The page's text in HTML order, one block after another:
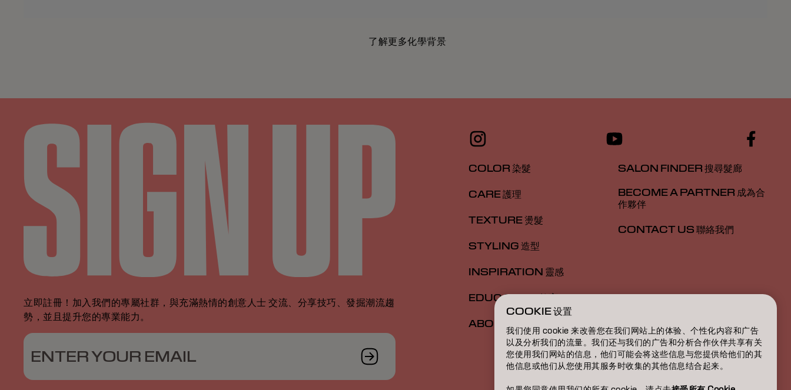
了解更多化學背景
立即註冊！加入我們的專屬社群，與充滿熱情的創意人士 交流、分享技巧、發掘潮流趨
勢，並且提升您的專業能力。
ENTER YOUR EMAIL
COLOR 染髮
CARE 護理
TEXTURE 燙髮
STYLING 造型
INSPIRATION 靈感
EDUCATION 教育
ABOUT 關於我們
SALON FINDER 搜尋髮廊
BECOME A PARTNER 成為合
作夥伴
CONTACT US 聯絡我們
COOKIE 设置
我们使用 cookie 来改善您在我们网站上的体验、个性化内容和广告
以及分析我们的流量。我们还与我们的广告和分析合作伙伴共享有关
您使用我们网站的信息，他们可能会将这些信息与您提供给他们的其
他信息或他们从您使用其服务时收集的其他信息结合起来。